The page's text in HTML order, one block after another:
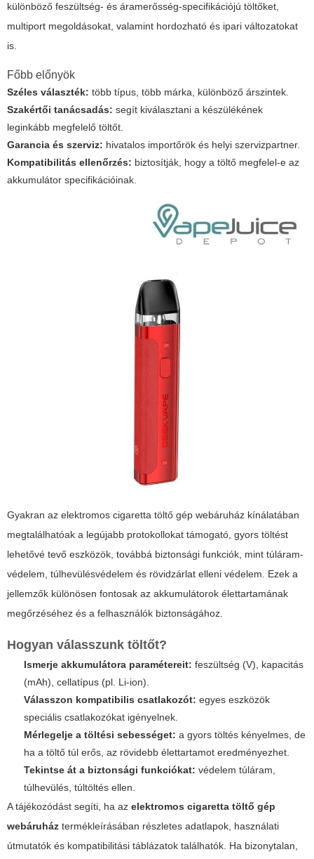
különböző feszültség- és áramerősség-specifikációjú töltőket,
multiport megoldásokat, valamint hordozható és ipari változatokat
is.
Főbb előnyök
Széles választék: több típus, több márka, különböző árszintek.
Szakértői tanácsadás: segít kiválasztani a készülékének
leginkább megfelelő töltőt.
Garancia és szerviz: hivatalos importőrök és helyi szervizpartner.
Kompatibilitás ellenőrzés: biztosítják, hogy a töltő megfelel-e az
akkumulátor specifikációinak.
Gyakran az elektromos cigaretta töltő gép webáruház kínálatában
megtalálhatóak a legújabb protokollokat támogató, gyors töltést
lehetővé tevő eszközök, továbbá biztonsági funkciók, mint túláram-
védelem, túlhevülésvédelem és rövidzárlat elleni védelem. Ezek a
jellemzők különösen fontosak az akkumulátorok élettartamának
megőrzéséhez és a felhasználók biztonságához.
Hogyan válasszunk töltőt?
Ismerje akkumulátora paramétereit: feszültség (V), kapacitás
(mAh), cellatípus (pl. Li-ion).
Válasszon kompatibilis csatlakozót: egyes eszközök
speciális csatlakozókat igényelnek.
Mérlegelje a töltési sebességet: a gyors töltés kényelmes, de
ha a töltő túl erős, az rövidebb élettartamot eredményezhet.
Tekintse át a biztonsági funkciókat: védelem túláram,
túlhevülés, túltöltés ellen.
A tájékozódást segíti, ha az elektromos cigaretta töltő gép
webáruház termékleírásában részletes adatlapok, használati
útmutatók és kompatibilitási táblázatok találhatók. Ha bizonytalan,